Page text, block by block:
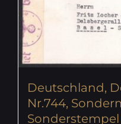
Deutschland,
Nr.744,
Sonderstempel